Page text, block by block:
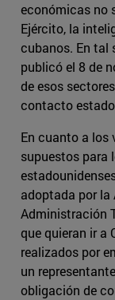
económicas no
Ejército, la
cubanos. En tal
publicó el 8 de
de esos
contacto
En cuanto a los
supuestos para
adoptada por la
Administración
que quieran ir a
realizados por
un
obligación de